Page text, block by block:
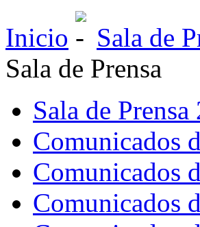
Inicio
Sala de
Sala de Prensa
Sala de Prensa
Comunicados
Comunicados
Comunicados